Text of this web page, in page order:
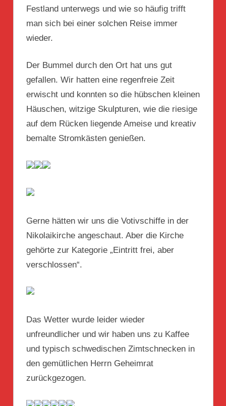
Festland unterwegs und wie so häufig trifft
man sich bei einer solchen Reise immer
wieder.
Der Bummel durch den Ort hat uns gut
gefallen. Wir hatten eine regenfreie Zeit
erwischt und konnten so die hübschen kleinen
Häuschen, witzige Skulpturen, wie die riesige
auf dem Rücken liegende Ameise und kreativ
bemalte Stromkästen genießen.
Gerne hätten wir uns die Votivschiffe in der
Nikolaikirche angeschaut. Aber die Kirche
gehörte zur Kategorie „Eintritt frei, aber
verschlossen“.
Das Wetter wurde leider wieder
unfreundlicher und wir haben uns zu Kaffee
und typisch schwedischen Zimtschnecken in
den gemütlichen Herrn Geheimrat
zurückgezogen.